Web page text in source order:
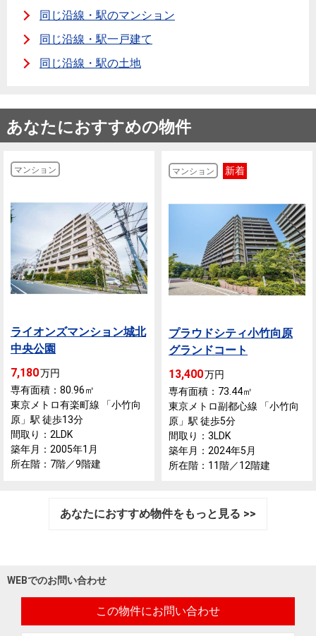
同じ沿線・駅のマンション
同じ沿線・駅一戸建て
同じ沿線・駅の土地
あなたにおすすめの物件
マンション
ライオンズマンション城北
中央公園
7,180万円
専有面積：80.96㎡
東京メトロ有楽町線 「小竹向
原」駅 徒歩13分
間取り：2LDK
築年月：2005年1月
所在階：7階／9階建
マンション 新着
プラウドシティ小竹向原
グランドコート
13,400万円
専有面積：73.44㎡
東京メトロ副都心線 「小竹向
原」駅 徒歩5分
間取り：3LDK
築年月：2024年5月
所在階：11階／12階建
あなたにおすすめ物件をもっと見る >>
WEBでのお問い合わせ
この物件にお問い合わせ